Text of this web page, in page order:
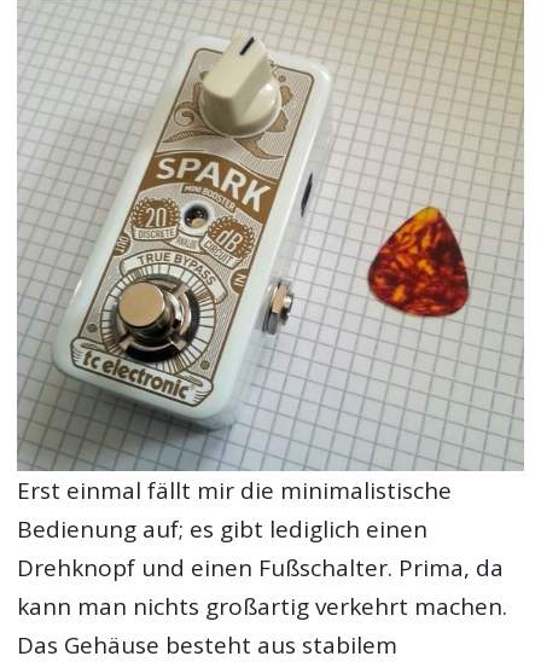
Erst einmal fällt mir die minimalistische
Bedienung auf; es gibt lediglich einen
Drehknopf und einen Fußschalter. Prima, da
kann man nichts großartig verkehrt machen.
Das Gehäuse besteht aus stabilem